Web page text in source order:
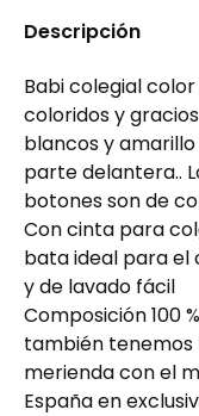
Descripción
Babi colegial
coloridos y
blancos y amarillo
parte delantera..
botones son de
Con cinta para
bata ideal para el
y de lavado fácil
Composición 100
también tenemos
merienda con el
España en